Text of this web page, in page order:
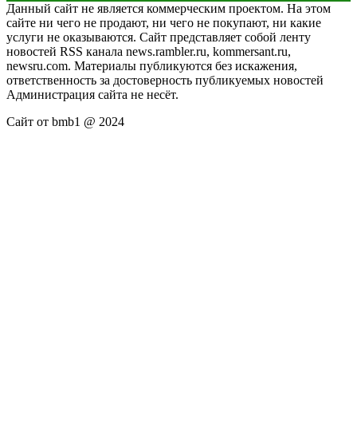
Данный сайт не является коммерческим проектом. На этом
сайте ни чего не продают, ни чего не покупают, ни какие
услуги не оказываются. Сайт представляет собой ленту
новостей RSS канала news.rambler.ru, kommersant.ru,
newsru.com. Материалы публикуются без искажения,
ответственность за достоверность публикуемых новостей
Администрация сайта не несёт.
Сайт от bmb1 @ 2024